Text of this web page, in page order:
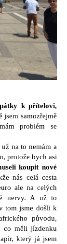
k přítelovi,
jsem samozřejmě
problém se
na to nemám a
protože bych asi
koupit nové
nás celá cesta
ale na celých
nervy. A už to
tom jsme došli k
původu,
co měli jízdenku
který já jsem